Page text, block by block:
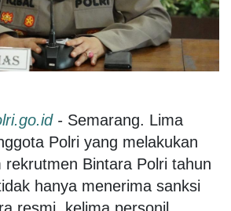
- Semarang. Lima
Polri yang melakukan
rekrutmen Bintara Polri tahun
hanya menerima sanksi